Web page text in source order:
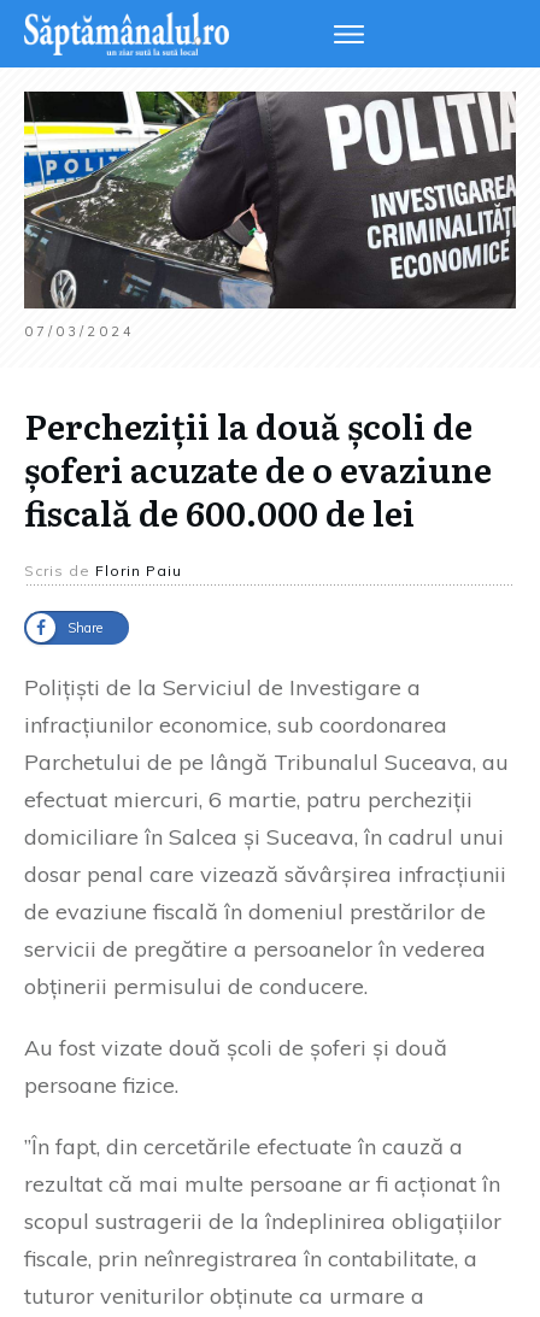
07/03/2024
Percheziții la două școli de
șoferi acuzate de o evaziune
fiscală de 600.000 de lei
Scris de Florin Paiu
Share
Polițiști de la Serviciul de Investigare a
infracțiunilor economice, sub coordonarea
Parchetului de pe lângă Tribunalul Suceava, au
efectuat miercuri, 6 martie, patru percheziții
domiciliare în Salcea și Suceava, în cadrul unui
dosar penal care vizează săvârșirea infracțiunii
de evaziune fiscală în domeniul prestărilor de
servicii de pregătire a persoanelor în vederea
obținerii permisului de conducere.
Au fost vizate două școli de șoferi și două
persoane fizice.
”În fapt, din cercetările efectuate în cauză a
rezultat că mai multe persoane ar fi acționat în
scopul sustragerii de la îndeplinirea obligațiilor
fiscale, prin neînregistrarea în contabilitate, a
tuturor veniturilor obținute ca urmare a